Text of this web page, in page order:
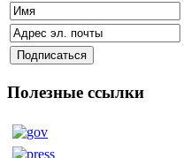
Полезные ссылки